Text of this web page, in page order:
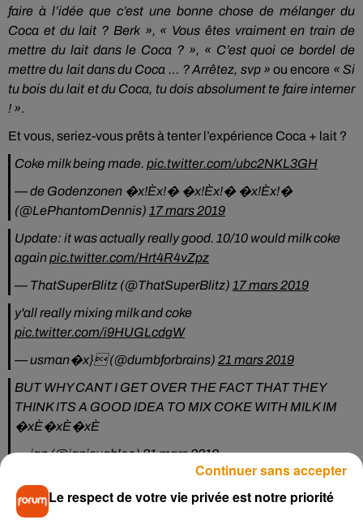
faire à l’idée que c’est une bonne chose de mélanger du
Coca et du lait ? Berk», « Vous êtes vraiment en train de
mettre du lait dans le Coca ? », « C’est quoi ce bordel de
mettre du lait dans du Coca … ?Arrêtez, svp» ou encore « Si
tu bois du lait et du Coca, tu dois absolument te faire interner
! ».
Et vous, seriez-vous prêts à tenter l’expérience Coca + lait ?
Coke milk being made. pic.twitter.com/ubc2NKL3GH
— de Godenzonen �x!Èx!� �x!Èx!� �x!Èx!�
(@LePhantomDennis) 17 mars 2019
Update: it was actually really good. 10/10 would milk coke
againpic.twitter.com/Hrt4R4vZpz
— ThatSuperBlitz (@ThatSuperBlitz) 17 mars 2019
y'all really mixing milk and coke
pic.twitter.com/i9HUGLcdgW
— usman�x} (@dumbforbrains) 21 mars 2019
BUT WHY CANT I GET OVER THE FACT THAT THEY
THINK ITS A GOOD IDEA TO MIX COKE WITH MILK IM
�xÈ�xÈ�xÈ
— ian (@ianisughlee)21 mars 2019
Now now, I’m sure this is nothing we can’t talk through over
a tall frothy glass of-
Le respect de votre vie privée est notre priorité
Continuer sans accepter